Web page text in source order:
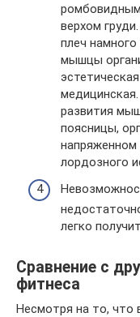
верхом
плеч
мышцы
развития
поясницы,
напряженном
лордозного
легко
Сравнение с
фитнеса
Несмотря на то, что